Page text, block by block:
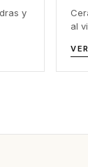
y
al